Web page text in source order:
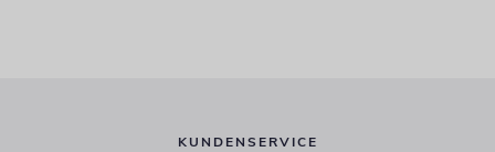
KUNDENSERVICE